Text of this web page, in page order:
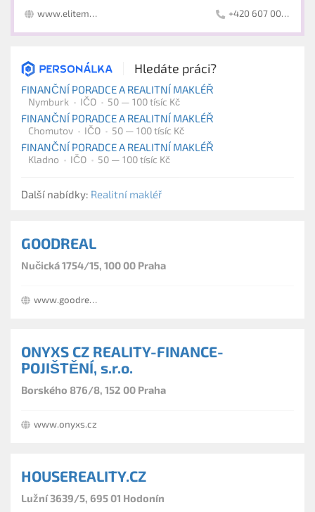
videoprohlídky. Inzerát umístíme na realitní servery,
webové stránky i sociální sítě. Uskutečníme prohlídky a
vybereme vhodného zájemce. Poté zařídíme právní i
předání bytu včetně předávacího protokolu a přepisu
energií.
Jaselská 607/1, 293 01 Mladá Boleslav
Malé Valy 220/25, 288 02 Nymburk
www.elitemrgroup.cz +420 607 009 608
Hledáte práci?
FINANČNÍ PORADCE A REALITNÍ MAKLÉŘ
Nymburk IČO 50 — 100 tísíc Kč
FINANČNÍ PORADCE A REALITNÍ MAKLÉŘ
Chomutov IČO 50 — 100 tísíc Kč
FINANČNÍ PORADCE A REALITNÍ MAKLÉŘ
Kladno IČO 50 — 100 tísíc Kč
Další nabídky: Realitní makléř
GOODREAL
Nučická 1754/15, 100 00 Praha
www.goodreal.cz
ONYXS CZ REALITY-FINANCE-
POJIŠTĚNÍ, s.r.o.
Borského 876/8, 152 00 Praha
www.onyxs.cz
HOUSEREALITY.CZ
Lužní 3639/5, 695 01 Hodonín